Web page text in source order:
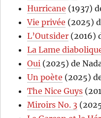
Hurricane (1937)
Vie privée (2025)
L’Outsider (2016)
La Lame
Oui (2025) de
Un poète (2025)
The Nice Guys
Miroirs No. 3